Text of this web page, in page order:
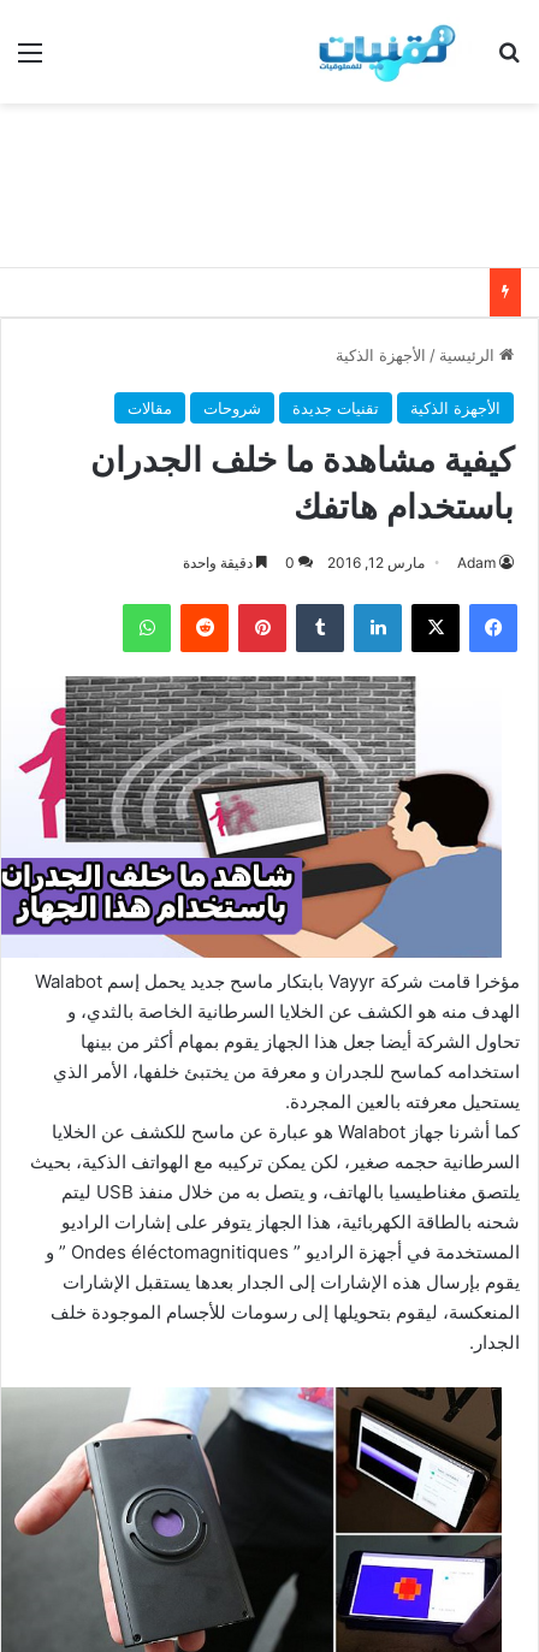
بحث عن
الرئيسية / الأجهزة الذكية
الأجهزة الذكية تقنيات جديدة شروحات مقالات
كيفية مشاهدة ما خلف الجدران
باستخدام هاتفك
Adam مارس 12, 2016 0 دقيقة واحدة
فيسبوك ‫X لينكدإن بينتيريست واتساب
مؤخرا قامت شركة Vayyr بابتكار ماسح جديد يحمل إسم Walabot
الهدف منه هو الكشف عن الخلايا السرطانية الخاصة بالثدي، و
تحاول الشركة أيضا جعل هذا الجهاز يقوم بمهام أكثر من بينها
استخدامه كماسح للجدران و معرفة من يختبئ خلفها، الأمر الذي
يستحيل معرفته بالعين المجردة.
كما أشرنا جهاز Walabot هو عبارة عن ماسح للكشف عن الخلايا
السرطانية حجمه صغير، لكن يمكن تركيبه مع الهواتف الذكية، بحيث
يلتصق مغناطيسيا بالهاتف، و يتصل به من خلال منفذ USB ليتم
شحنه بالطاقة الكهربائية، هذا الجهاز يتوفر على إشارات الراديو
المستخدمة في أجهزة الراديو ” Ondes éléctomagnitiques ” و
يقوم بإرسال هذه الإشارات إلى الجدار بعدها يستقبل الإشارات
المنعكسة، ليقوم بتحويلها إلى رسومات للأجسام الموجودة خلف
الجدار.